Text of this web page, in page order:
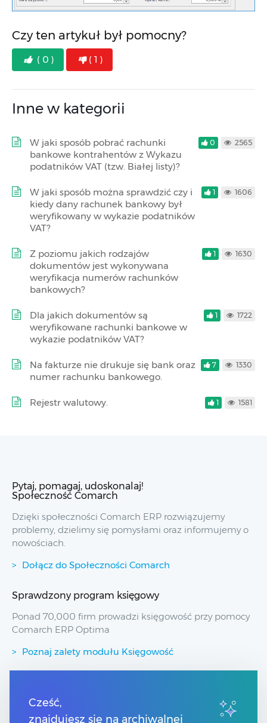
Czy ten artykuł był pomocny?
( 0 ) ( 1 )
Inne w kategorii
W jaki sposób pobrać rachunki
bankowe kontrahentów z Wykazu
podatników VAT (tzw. Białej listy)?
0 2565
W jaki sposób można sprawdzić czy i
kiedy dany rachunek bankowy był
weryfikowany w wykazie podatników
VAT?
1 1606
Z poziomu jakich rodzajów
dokumentów jest wykonywana
weryfikacja numerów rachunków
bankowych?
1 1630
Dla jakich dokumentów są
weryfikowane rachunki bankowe w
wykazie podatników VAT?
1 1722
Na fakturze nie drukuje się bank oraz
numer rachunku bankowego.
7 1330
Rejestr walutowy. 1 1581
Pytaj, pomagaj, udoskonalaj!
Społeczność Comarch
Dzięki społeczności Comarch ERP rozwiązujemy
problemy, dzielimy się pomysłami oraz informujemy o
nowościach.
Dołącz do Społeczności Comarch
Sprawdzony program księgowy
Ponad 70,000 firm prowadzi księgowość przy pomocy
Comarch ERP Optima
Poznaj zalety modułu Księgowość
Przydatne linki
Spis treści
Cześć,
znajdujesz się na archiwalnej